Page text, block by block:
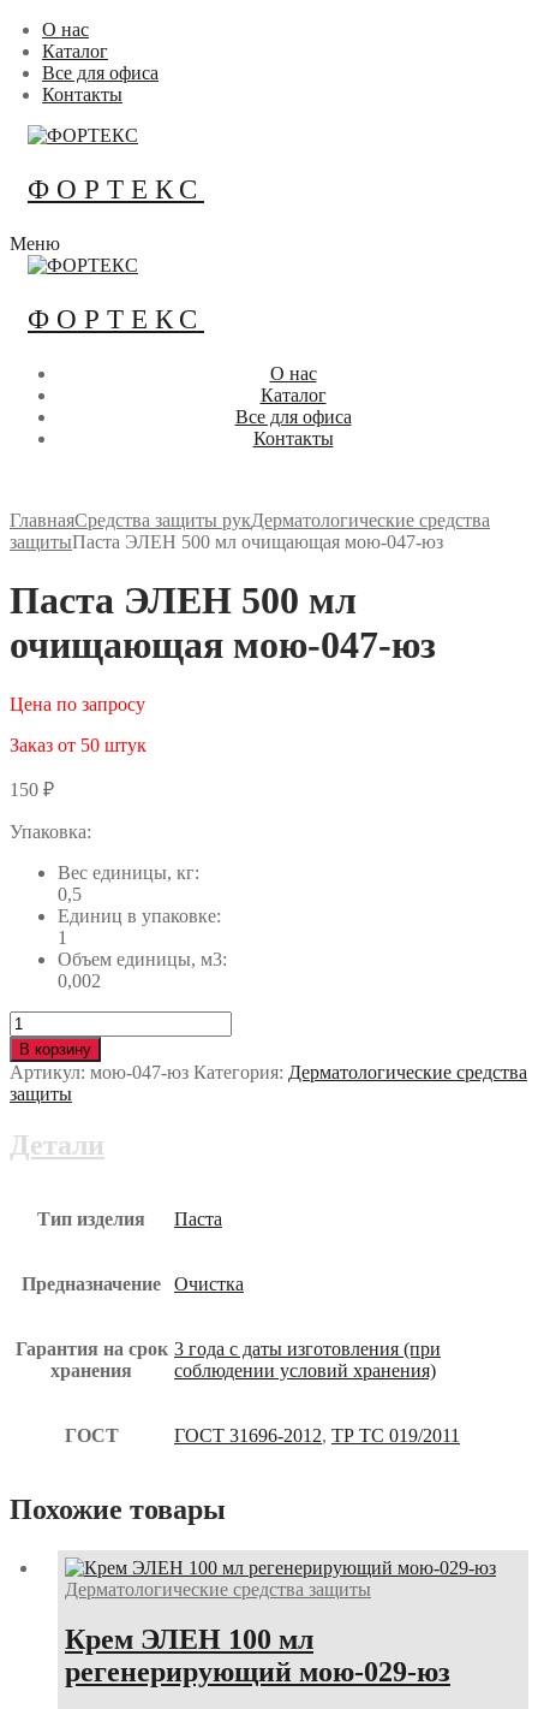
Перейти
содержимому
Меню
Закрыть
О нас
Каталог
Все для офиса
Контакты
ФОРТЕКС
Меню
ФОРТЕКС
О нас
Каталог
Все для офиса
Контакты
ГлавнаяСредства защиты рукДерматологические средства
защитыПаста ЭЛЕН 500 мл очищающая мою-047-юз
Паста ЭЛЕН 500 мл
очищающая мою-047-юз
Цена по запросу
Заказ от 50 штук
150 ₽
Упаковка:
Вес единицы, кг:
0,5
Единиц в упаковке:
1
Объем единицы, м3:
0,002
Количество
Паста
ЭЛЕН
500
мл
мою-047-
В корзину
Артикул: мою-047-юз Категория: Дерматологические средства
защиты
Детали
Тип изделия Паста
Предназначение Очистка
Гарантия на срок
хранения
3 года с даты изготовления (при
соблюдении условий хранения)
ГОСТ ГОСТ 31696-2012, ТР ТС 019/2011
Похожие товары
Дерматологические средства защиты
Крем ЭЛЕН 100 мл
регенерирующий мою-029-юз